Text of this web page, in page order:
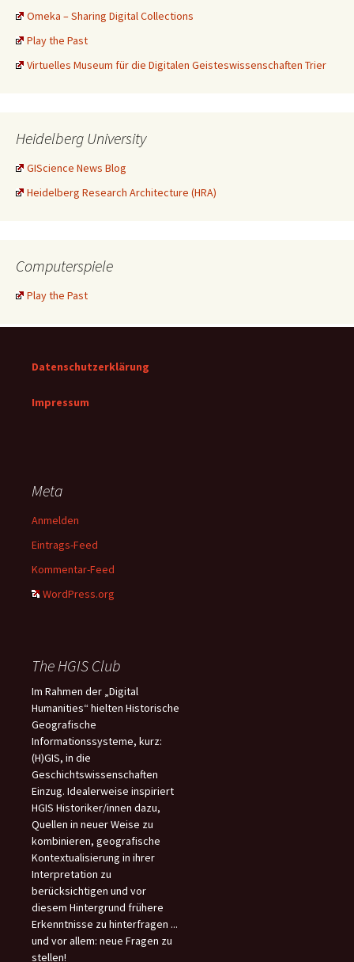
Omeka – Sharing Digital Collections
Play the Past
Virtuelles Museum für die Digitalen Geisteswissenschaften Trier
Heidelberg University
GIScience News Blog
Heidelberg Research Architecture (HRA)
Computerspiele
Play the Past
Datenschutzerklärung
Impressum
Meta
Anmelden
Eintrags-Feed
Kommentar-Feed
WordPress.org
The HGIS Club
Im Rahmen der „Digital
Humanities“ hielten Historische
Geografische
Informationssysteme, kurz:
(H)GIS, in die
Geschichtswissenschaften
Einzug. Idealerweise inspiriert
HGIS Historiker/innen dazu,
Quellen in neuer Weise zu
kombinieren, geografische
Kontextualisierung in ihrer
Interpretation zu
berücksichtigen und vor
diesem Hintergrund frühere
Erkenntnisse zu hinterfragen ...
und vor allem: neue Fragen zu
stellen!